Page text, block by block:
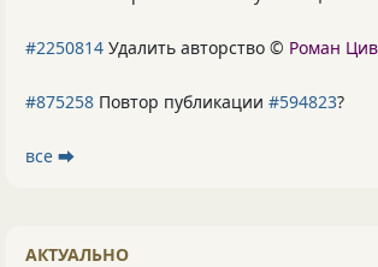
#2250814 Удалить авторство © Роман
#875258 Повтор публикации #594823?
все ⮕
АКТУАЛЬНО